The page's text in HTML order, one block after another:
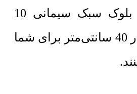
فروش بلوک سبک سیمانی 10
در 20 در 40 سانتی‌متر برای شما